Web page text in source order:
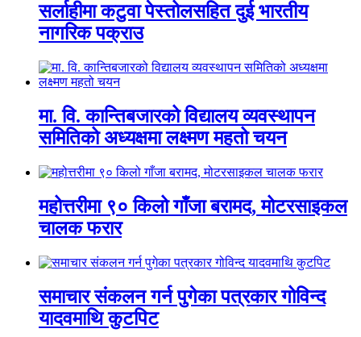
सर्लाहीमा कटुवा पेस्तोलसहित दुई भारतीय
नागरिक पक्राउ
मा. वि. कान्तिबजारको विद्यालय व्यवस्थापन
समितिको अध्यक्षमा लक्ष्मण महतो चयन
महोत्तरीमा ९० किलो गाँजा बरामद, मोटरसाइकल
चालक फरार
समाचार संकलन गर्न पुगेका पत्रकार गोविन्द
यादवमाथि कुटपिट